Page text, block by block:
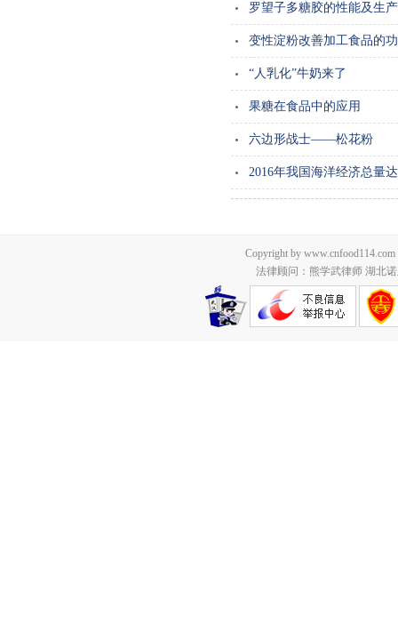
罗望子多糖胶的性能及生
变性淀粉改善加工食品的
“人乳化”牛奶来了
果糖在食品中的应用
六边形战士——松花粉
2016年我国海洋经济总量
Copyright by
法律顾问：熊学武律师 湖北